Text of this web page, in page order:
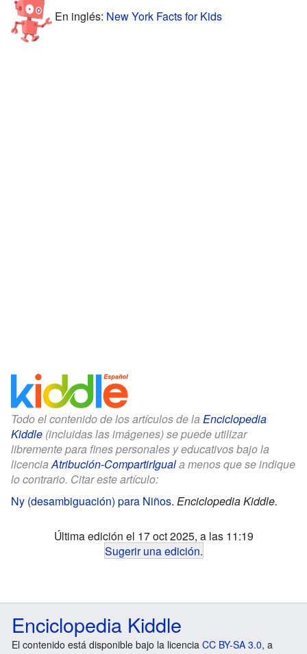
En inglés: New York Facts for Kids
Todo el contenido de los artículos de la Enciclopedia
Kiddle (incluidas las imágenes) se puede utilizar
libremente para fines personales y educativos bajo la
licenciaAtribución-CompartirIguala menos que se indique
lo contrario. Citar este artículo:
Ny (desambiguación) para Niños. Enciclopedia Kiddle.
Última edición el 17 oct 2025, a las 11:19
Sugerir una edición.
Enciclopedia Kiddle
El contenido está disponible bajo la licencia CC BY-SA 3.0, a